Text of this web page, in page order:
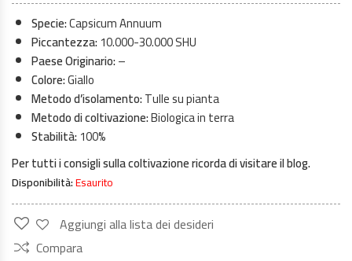
Specie:Capsicum Annuum
Piccantezza:10.000-30.000 SHU
Paese Originario:–
Colore:Giallo
Metodo d’isolamento:Tulle su pianta
Metodo di coltivazione:Biologica in terra
Stabilità:100%
Per tutti i consigli sulla coltivazione ricorda di visitare il blog.
Disponibilità:Esaurito
Aggiungi alla lista dei desideri
Compara